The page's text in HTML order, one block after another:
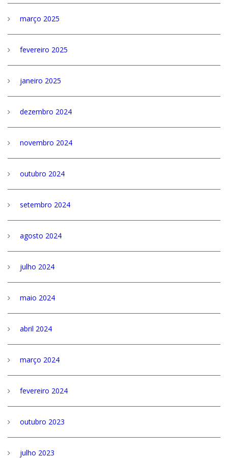
março 2025
fevereiro 2025
janeiro 2025
dezembro 2024
novembro 2024
outubro 2024
setembro 2024
agosto 2024
julho 2024
maio 2024
abril 2024
março 2024
fevereiro 2024
outubro 2023
julho 2023